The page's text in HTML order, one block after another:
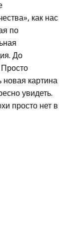
как нас
по
До
новая картина
увидеть.
просто нет в